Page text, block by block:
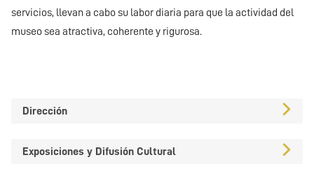
servicios, llevan a cabo su labor diaria para que la actividad del
museo sea atractiva, coherente y rigurosa.
Dirección
Exposiciones y Difusión Cultural